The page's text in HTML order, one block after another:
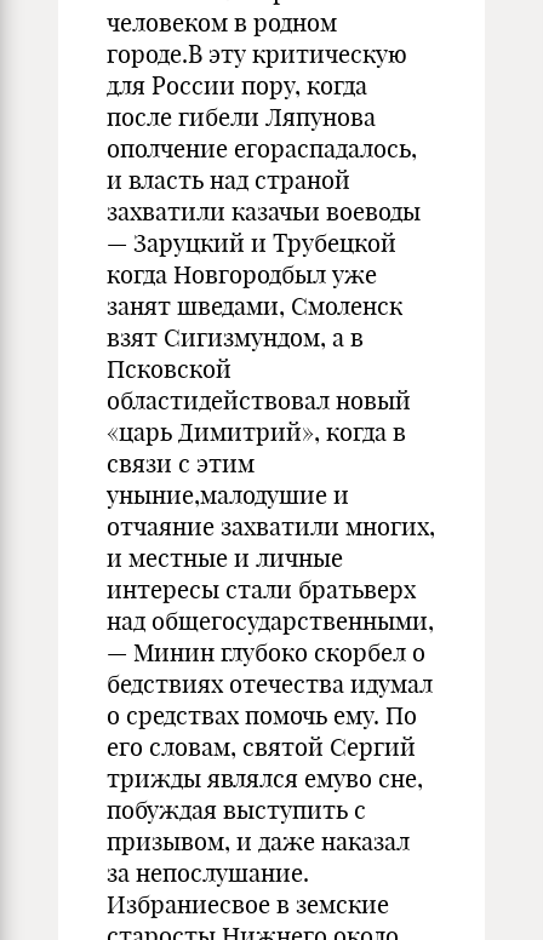
человеком в родном
городе.В эту критическую
для России пору, когда
после гибели Ляпунова
ополчение егораспадалось,
и власть над страной
захватили казачьи воеводы
— Заруцкий и Трубецкой
когда Новгородбыл уже
занят шведами, Смоленск
взят Сигизмундом, а в
Псковской
областидействовал новый
«царь Димитрий», когда в
связи с этим
уныние,малодушие и
отчаяние захватили многих,
и местные и личные
интересы стали братьверх
над общегосударственными,
— Минин глубоко скорбел о
бедствиях отечества идумал
о средствах помочь ему. По
его словам, святой Сергий
трижды являлся емуво сне,
побуждая выступить с
призывом, и даже наказал
за непослушание.
Избраниесвое в земские